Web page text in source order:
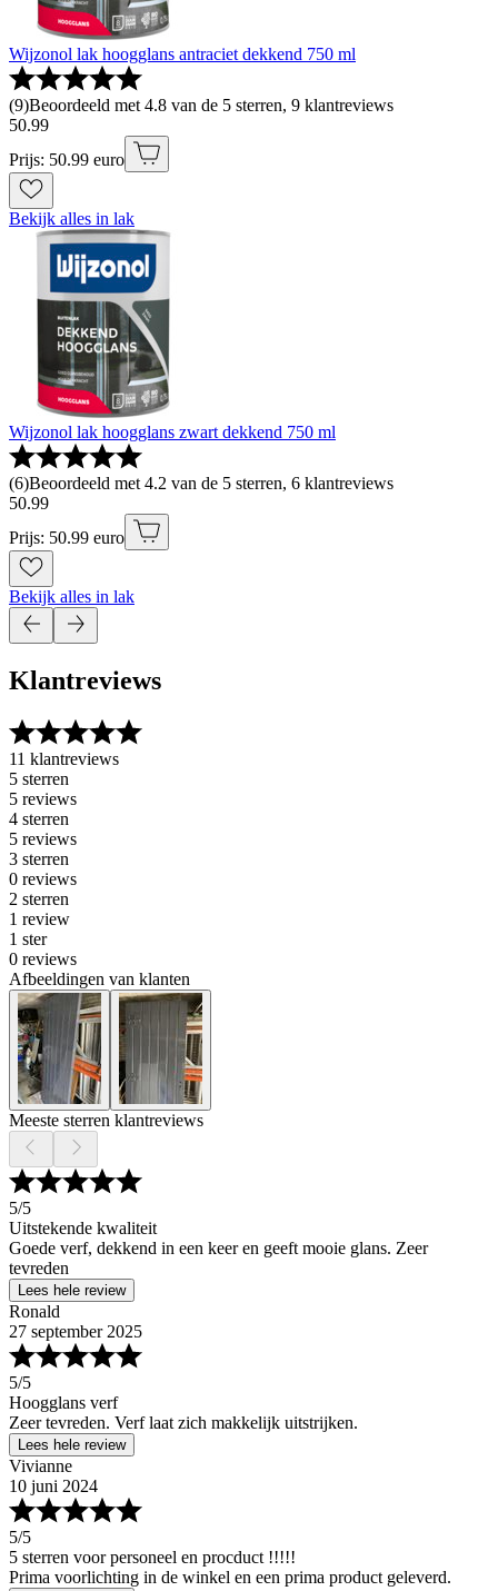
Wijzonol lak hoogglans antraciet dekkend 750 ml
(9)Beoordeeld met 4.8 van de 5 sterren, 9 klantreviews
50.99
Prijs: 50.99 euro
Bekijk alles in lak
Wijzonol lak hoogglans zwart dekkend 750 ml
(6)Beoordeeld met 4.2 van de 5 sterren, 6 klantreviews
50.99
Prijs: 50.99 euro
Bekijk alles in lak
Klantreviews
11 klantreviews
5 sterren
5 reviews
4 sterren
5 reviews
3 sterren
0 reviews
2 sterren
1 review
1 ster
0 reviews
Afbeeldingen van klanten
Meeste sterren klantreviews
5/5
Uitstekende kwaliteit
Goede verf, dekkend in een keer en geeft mooie glans. Zeer
tevreden
Lees hele review
Ronald
27 september 2025
5/5
Hoogglans verf
Zeer tevreden. Verf laat zich makkelijk uitstrijken.
Lees hele review
Vivianne
10 juni 2024
5/5
5 sterren voor personeel en procduct !!!!!
Prima voorlichting in de winkel en een prima product geleverd.